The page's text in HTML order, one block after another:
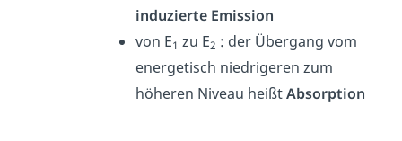
induzierte Emission
von E1 zu E2 : der Übergang vom
energetisch niedrigeren zum
höheren Niveau heißtAbsorption